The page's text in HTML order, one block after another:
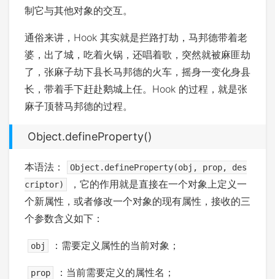
制它与其他对象的交互。
通俗来讲，Hook 其实就是拦路打劫，马邦德带着老
婆，出了城，吃着火锅，还唱着歌，突然就被麻匪劫
了，张麻子劫下县长马邦德的火车，摇身一变化身县
长，带着手下赶赴鹅城上任。Hook 的过程，就是张
麻子顶替马邦德的过程。
Object.defineProperty()
本语法：
Object.defineProperty(obj, prop, des
criptor)
，它的作用就是直接在一个对象上定义一
个新属性，或者修改一个对象的现有属性，接收的三
个参数含义如下：
obj ：需要定义属性的当前对象；
prop ：当前需要定义的属性名；